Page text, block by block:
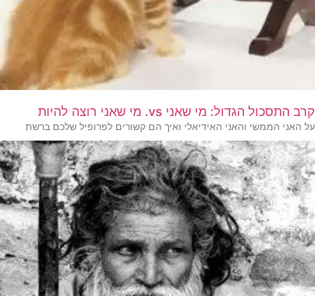
קרב התסכול הגדול: מי שאני vs. מי שאני רוצה להיות
על האני הממשי והאני האידיאלי ואיך הם קשורים לפרופיל שלכם ברשת